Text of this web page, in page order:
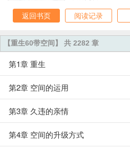
返回书页
阅读记录
【重生60带空间】 共 2282 章
第1章 重生
第2章 空间的运用
第3章 久违的亲情
第4章 空间的升级方式